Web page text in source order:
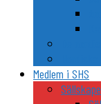
Medlem i SHS